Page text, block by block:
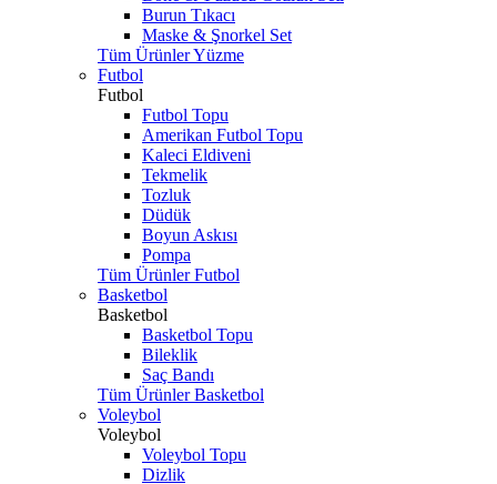
Burun Tıkacı
Maske & Şnorkel Set
Tüm Ürünler Yüzme
Futbol
Futbol
Futbol Topu
Amerikan Futbol Topu
Kaleci Eldiveni
Tekmelik
Tozluk
Düdük
Boyun Askısı
Pompa
Tüm Ürünler Futbol
Basketbol
Basketbol
Basketbol Topu
Bileklik
Saç Bandı
Tüm Ürünler Basketbol
Voleybol
Voleybol
Voleybol Topu
Dizlik